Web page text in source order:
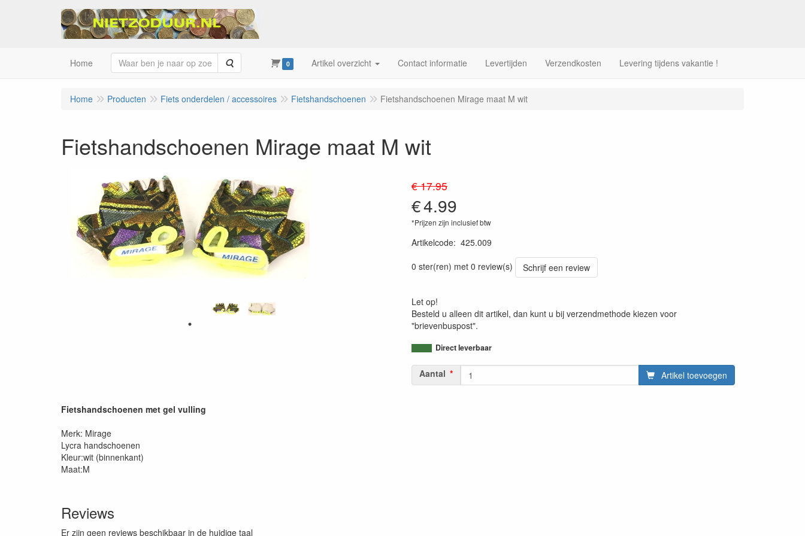
Home Zoeken 0 Artikel overzicht Contact informatie Levertijden Verzendkosten Levering tijdens vakantie !
Home Producten Fiets onderdelen / accessoires Fietshandschoenen Fietshandschoenen Mirage maat M wit
Fietshandschoenen Mirage maat M wit
€ 17.95
€4.99
*Prijzen zijn inclusief btw
Artikelcode: 425.009
0 ster(ren) met 0 review(s)
Schrijf een review
Let op!
Besteld u alleen dit artikel, dan kunt u bij verzendmethode kiezen voor
"brievenbuspost".
Direct leverbaar
Aantal Artikel toevoegen
Fietshandschoenen met gel vulling
Merk: Mirage
Lycra handschoenen
Kleur:wit (binnenkant)
Maat:M
Reviews
Er zijn geen reviews beschikbaar in de huidige taal